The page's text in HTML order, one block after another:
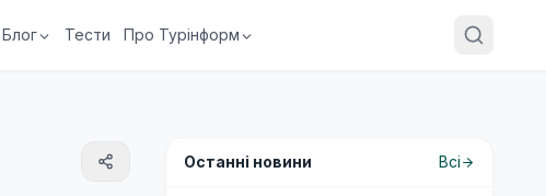
Блог Тести Про Турінформ
Останні новини Всі